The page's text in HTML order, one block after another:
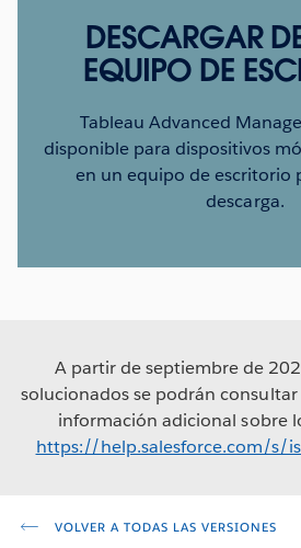
DESCARGAR
EQUIPO DE
Tableau Advanced
disponible para dispositivos
en un equipo de escritorio
descarga.
A partir de septiembre de
solucionados se podrán
información adicional sobre
https://help.salesforce.com/s/
VOLVER A TODAS LAS VERSIONES